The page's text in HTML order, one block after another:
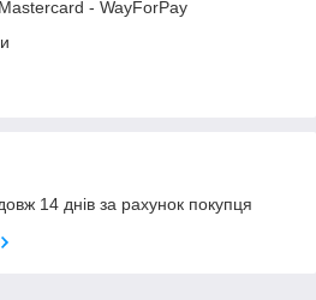
- WayForPay
14 днів за рахунок покупця